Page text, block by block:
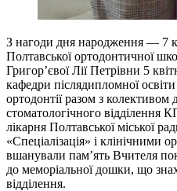
З нагоди дня народження — 7
Полтавської ортодонтичної
Григор’євої Лії Петрівни 5
кафедри післядипломної
ортодонтії разом з колективом
стоматологічного відділення
лікарня Полтавської міської
«Спеціалізація» і клінічними
вшанували пам’ять Вчителя
до меморіальної дошки, що
відділення.